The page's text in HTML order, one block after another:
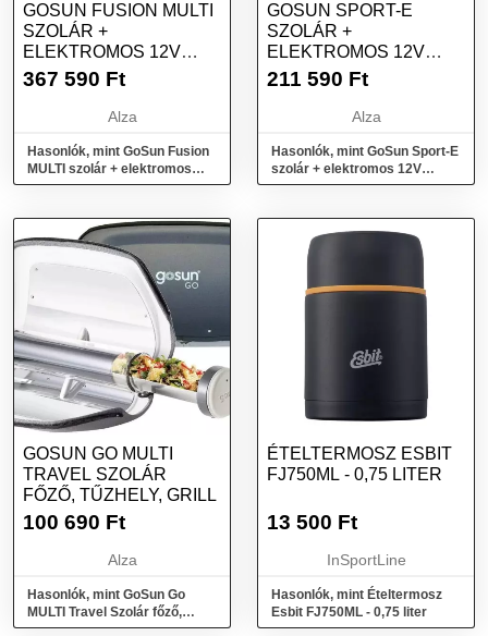
GOSUN FUSION MULTI
SZOLÁR +
ELEKTROMOS 12V
HIBRID FŐZŐ, GRILL,
FŰTŐBERENDEZÉS
367 590 Ft
Alza
Hasonlók, mint GoSun Fusion
MULTI szolár + elektromos
12V Hibrid főző, grill, sütő,
GOSUN SPORT-E
SZOLÁR +
ELEKTROMOS 12V
HIBRID SÜTŐ, FŐZŐ,
211 590 Ft
Alza
Hasonlók, mint GoSun Sport-E
szolár + elektromos 12V
Hibrid sütő, főző, grill
GOSUN GO MULTI
TRAVEL SZOLÁR
FŐZŐ, TŰZHELY, GRILL
100 690 Ft
Alza
Hasonlók, mint GoSun Go
MULTI Travel Szolár főző,
tűzhely, grill
ÉTELTERMOSZ ESBIT
FJ750ML - 0,75 LITER
13 500 Ft
InSportLine
Hasonlók, mint Ételtermosz
Esbit FJ750ML - 0,75 liter